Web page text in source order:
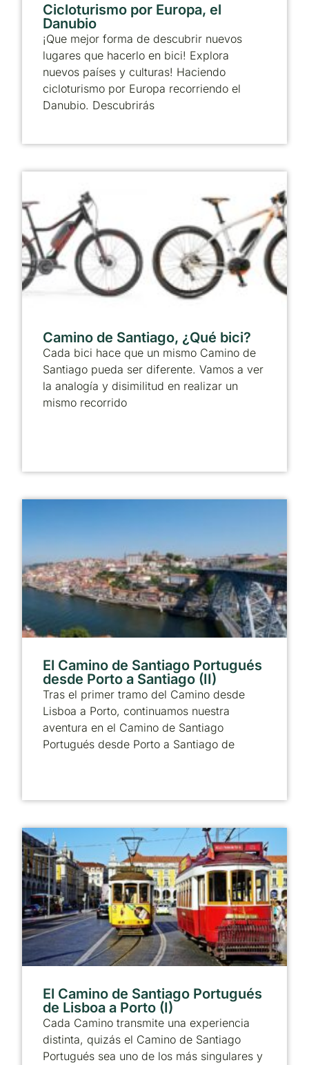
Cicloturismo por Europa, el
Danubio
¡Que mejor forma de descubrir nuevos
lugares que hacerlo en bici! Explora
nuevos países y culturas! Haciendo
cicloturismo por Europa recorriendo el
Danubio. Descubrirás
Camino de Santiago, ¿Qué bici?
Cada bici hace que un mismo Camino de
Santiago pueda ser diferente. Vamos a ver
la analogía y disimilitud en realizar un
mismo recorrido
El Camino de Santiago Portugués
desde Porto a Santiago (II)
Tras el primer tramo del Camino desde
Lisboa a Porto, continuamos nuestra
aventura en el Camino de Santiago
Portugués desde Porto a Santiago de
El Camino de Santiago Portugués
de Lisboa a Porto (I)
Cada Camino transmite una experiencia
distinta, quizás el Camino de Santiago
Portugués sea uno de los más singulares y